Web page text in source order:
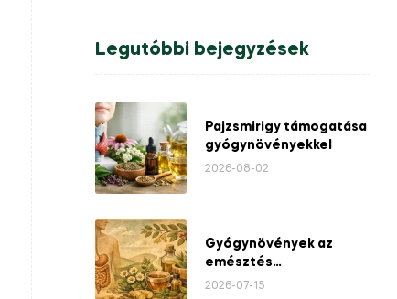
Legutóbbi bejegyzések
Pajzsmirigy támogatása
gyógynövényekkel
2026-08-02
Gyógynövények az
emésztés
támogatására
2026-07-15